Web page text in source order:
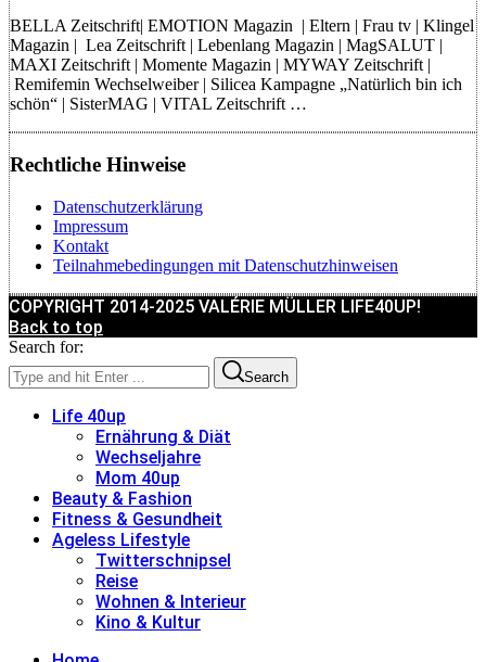
BELLA Zeitschrift| EMOTION Magazin | Eltern | Frau tv | Klingel
Magazin | Lea Zeitschrift | Lebenlang Magazin | MagSALUT |
MAXI Zeitschrift | Momente Magazin | MYWAY Zeitschrift |
Remifemin Wechselweiber | Silicea Kampagne „Natürlich bin ich
schön“ | SisterMAG | VITAL Zeitschrift …
Rechtliche Hinweise
Datenschutzerklärung
Impressum
Kontakt
Teilnahmebedingungen mit Datenschutzhinweisen
COPYRIGHT 2014-2025 VALÉRIE MÜLLER LIFE40UP!
Back to top
Search for:
Search
Life 40up
Ernährung & Diät
Wechseljahre
Mom 40up
Beauty & Fashion
Fitness & Gesundheit
Ageless Lifestyle
Twitterschnipsel
Reise
Wohnen & Interieur
Kino & Kultur